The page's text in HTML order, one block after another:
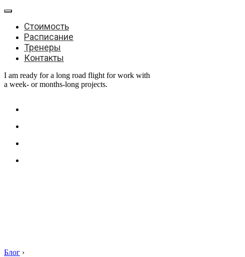
Стоимость
Расписание
Тренеры
Контакты
I am ready for a long road flight for work with
a week- or months-long projects.
Блог ›